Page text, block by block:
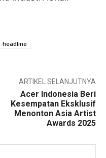
headline
ARTIKEL SELANJUTNYA
Acer Indonesia Beri
Kesempatan Eksklusif
Menonton Asia Artist
Awards 2025